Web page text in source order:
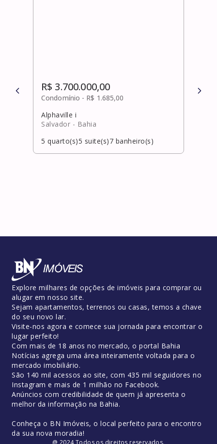
R$ 3.700.000,00
Condomínio - R$ 1.685,00
Alphaville i
Salvador - Bahia
5 quarto(s)5 suite(s)7 banheiro(s)
R$
Explore milhares de opções de imóveis para comprar ou
alugar em nosso site.
Sejam apartamentos, terrenos ou casas, temos a chave
do seu novo lar.
Visite-nos agora e comece sua jornada para encontrar o
lugar perfeito!
Com mais de 18 anos no mercado, o portal Bahia
Notícias agrega uma área inteiramente voltada para o
mercado imobiliário.
São 140 mil acessos ao site, com 435 mil seguidores no
Instagram e mais de 1 milhão no Facebook.
Anúncios com credibilidade de quem já apresenta o
melhor da informação na Bahia.
Conheça o BN Imóveis, o local perfeito para o encontro
da sua nova moradia!
@ 2024 Todos os direitos reservados.